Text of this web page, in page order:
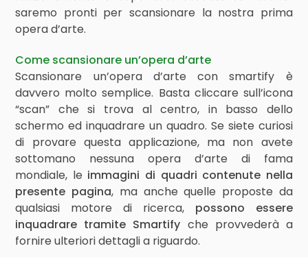
saremo pronti per scansionare la nostra prima
opera d’arte.
Come scansionare un’opera d’arte
Scansionare un’opera d’arte con smartify è
davvero molto semplice. Basta cliccare sull’icona
“scan” che si trova al centro, in basso dello
schermo ed inquadrare un quadro. Se siete curiosi
di provare questa applicazione, ma non avete
sottomano nessuna opera d’arte di fama
mondiale, le immagini di quadri contenute nella
presente pagina, ma anche quelle proposte da
qualsiasi motore di ricerca, possono essere
inquadrare tramite Smartify che provvederà a
fornire ulteriori dettagli a riguardo.